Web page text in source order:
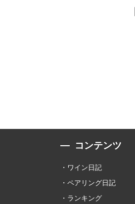
コンテンツ
ワイン日記
ペアリング日記
ランキング